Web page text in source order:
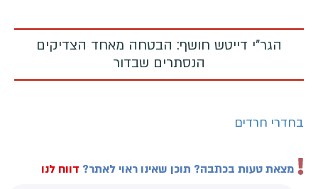
הגר"י דייטש חושף: הבטחה מאחד הצדיקים
הנסתרים שבדור
בחדרי חרדים
מצאת טעות בכתבה? תוכן שאינו ראוי לאתר? דווח לנו